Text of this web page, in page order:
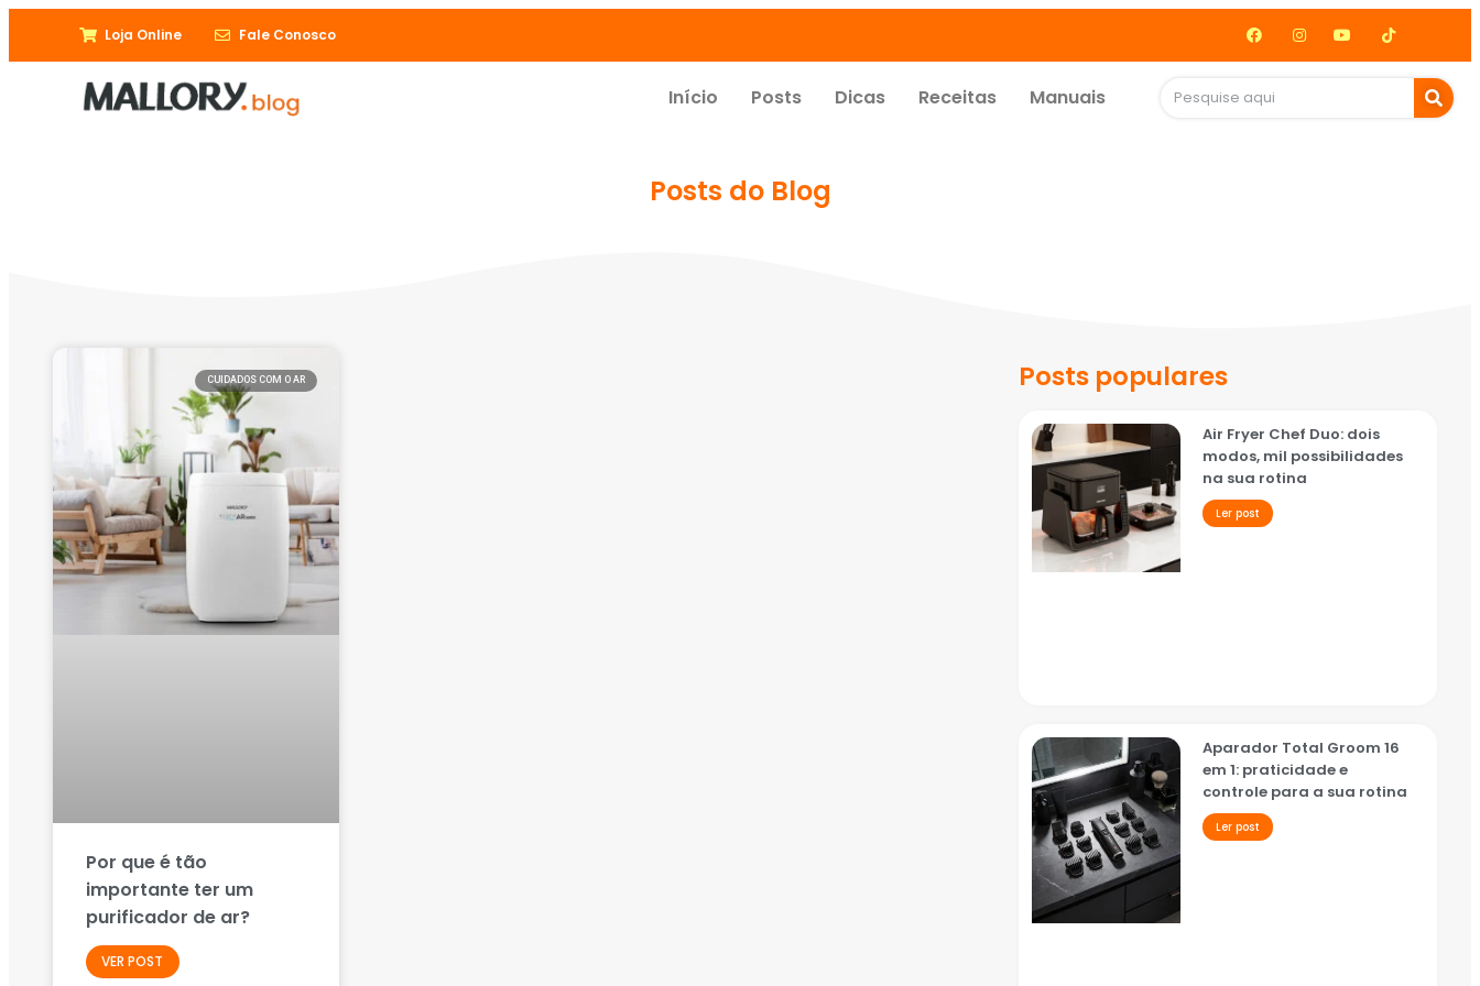
Loja Online Fale Conosco
Início Posts Dicas Receitas Manuais
Posts do Blog
CUIDADOS COM O AR
Por que é tão
importante ter um
purificador de ar?
VER POST
Posts populares
Air Fryer Chef Duo: dois
modos, mil possibilidades
na sua rotina
Ler post
Aparador Total Groom 16
em 1: praticidade e
controle para a sua rotina
Ler post